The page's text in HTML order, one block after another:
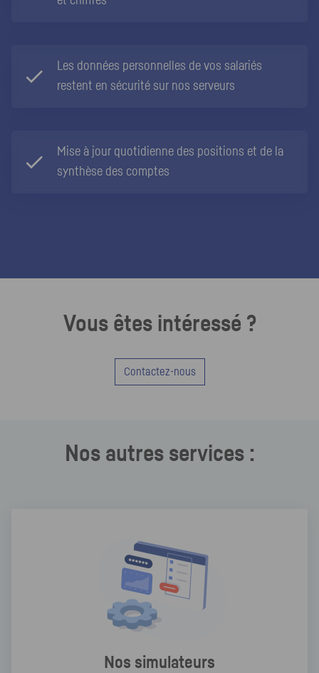
Les données personnelles de vos salariés
restent en sécurité sur nos serveurs
Mise à jour quotidienne des positions et de la
synthèse des comptes
Vous êtes intéressé ?
Contactez-nous
Nos autres services :
Nos simulateurs